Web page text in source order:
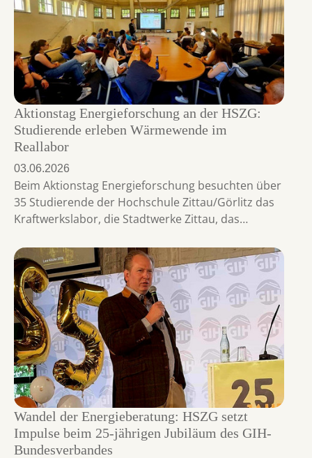
Aktionstag Energieforschung an der HSZG:
Studierende erleben Wärmewende im
Reallabor
03.06.2026
Beim Aktionstag Energieforschung besuchten über
35 Studierende der Hochschule Zittau/Görlitz das
Kraftwerkslabor, die Stadtwerke Zittau, das…
Wandel der Energieberatung: HSZG setzt
Impulse beim 25-jährigen Jubiläum des GIH-
Bundesverbandes